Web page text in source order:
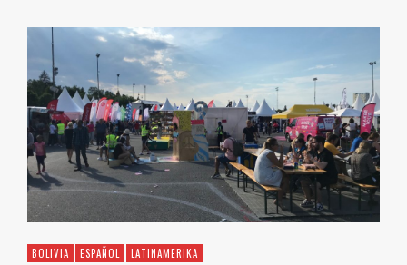
BOLIVIA ESPAÑOL LATINAMERIKA